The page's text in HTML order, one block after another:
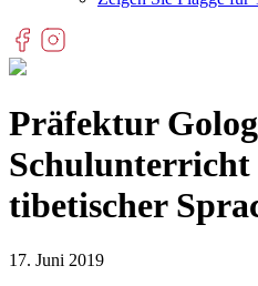
Präfektur
tibetischer
17. Juni 2019